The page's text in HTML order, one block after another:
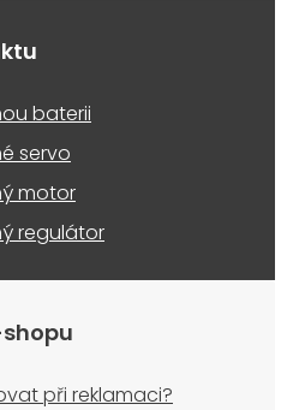
baterii
servo
motor
regulátor
při reklamaci?